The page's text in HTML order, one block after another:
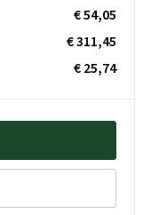
€ 54,05
€ 311,45
€ 25,74